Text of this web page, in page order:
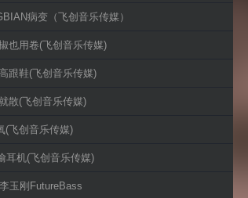
病变（飞创音乐传媒）
也用卷(飞创音乐传媒)
跟鞋(飞创音乐传媒)
散(飞创音乐传媒)
(飞创音乐传媒)
耳机(飞创音乐传媒)
玉刚FutureBass